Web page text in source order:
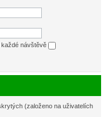
každé návštěvě
(založeno na uživatelích